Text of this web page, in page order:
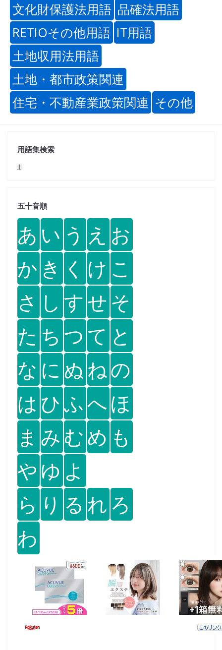
文化財保護法用語 品確法用語
RETIOその他用語 IT用語
土地収用法用語
土地・都市政策関連
住宅・不動産業政策関連 その他
用語集検索
jjj
五十音順
あ い う え お
か き く け こ
さ し すせ そ
た ち つ て と
な に ぬ ねの
は ひふへほ
ま み むめ も
や ゆ よ
ら り る れ ろ
わ